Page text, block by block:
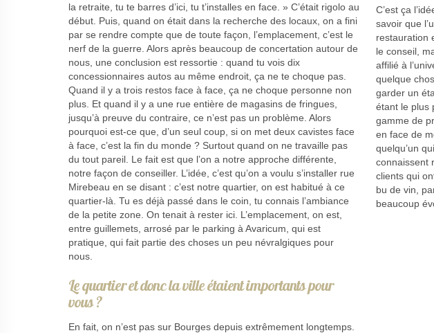
la retraite, tu te barres d’ici, tu t’installes en face. » C’était rigolo au
début. Puis, quand on était dans la recherche des locaux, on a fini
par se rendre compte que de toute façon, l’emplacement, c’est le
nerf de la guerre. Alors après beaucoup de concertation autour de
nous, une conclusion est ressortie : quand tu vois dix
concessionnaires autos au même endroit, ça ne te choque pas.
Quand il y a trois restos face à face, ça ne choque personne non
plus. Et quand il y a une rue entière de magasins de fringues,
jusqu’à preuve du contraire, ce n’est pas un problème. Alors
pourquoi est-ce que, d’un seul coup, si on met deux cavistes face
à face, c’est la fin du monde ? Surtout quand on ne travaille pas
du tout pareil. Le fait est que l’on a notre approche différente,
notre façon de conseiller. L’idée, c’est qu’on a voulu s’installer rue
Mirebeau en se disant : c’est notre quartier, on est habitué à ce
quartier-là. Tu es déjà passé dans le coin, tu connais l’ambiance
de la petite zone. On tenait à rester ici. L’emplacement, on est,
entre guillemets, arrosé par le parking à Avaricum, qui est
pratique, qui fait partie des choses un peu névralgiques pour
nous.
Le quartier et donc la ville étaient importants pour
vous ?
En fait, on n’est pas sur Bourges depuis extrêmement longtemps.
C’est ça
savoir que
restauration
le conseil,
affilié à
quelque
garder un
étant le plus
gamme de
en face de
quelqu’un
connaissent
clients qui
bu de vin,
beaucoup